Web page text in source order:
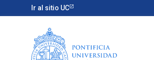
Ir al sitio UC